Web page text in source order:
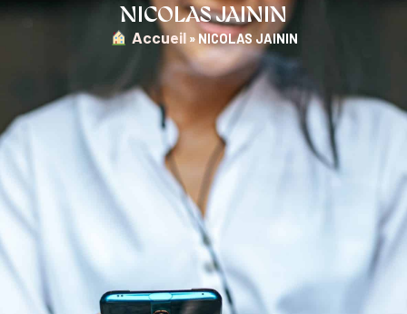
NICOLAS JAININ
︎ Accueil » NICOLAS JAININ